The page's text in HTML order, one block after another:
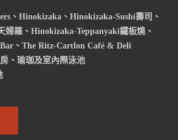
、Hinokizaka、Hinokizaka-Sushi壽司、
婦羅、Hinokizaka-Teppanyaki鐵板燒、
、The Ritz-Cartlon Café & Deli
、瑜珈及室內際泳池